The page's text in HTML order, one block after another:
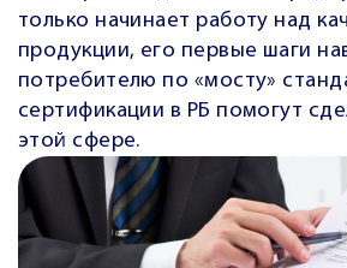
только начинает работу над
продукции, его первые шаги
потребителю по «мосту»
сертификации в РБ помогут
этой сфере.